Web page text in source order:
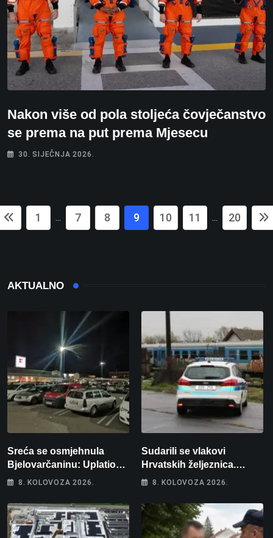
Nakon više od pola stoljeća čovječanstvo
se prema na put prema Mjesecu
30. SIJEČNJA 2026.
1 ... 7 8 9 10 11 ... 20
AKTUALNO
Sreća se osmjehnula
Bjelovarčaninu: Uplatio
samo 4 eura, a osvojio
8. KOLOVOZA 2026.
Sudarili se vlakovi
Hrvatskih željeznica.
Šestero osoba teško
intenzivnoj
8. KOLOVOZA 2026.